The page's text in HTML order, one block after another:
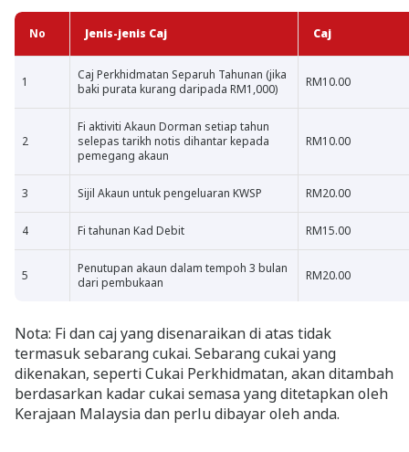
No Jenis-jenis Caj Caj
1
Caj Perkhidmatan Separuh Tahunan (jika
baki purata kurang daripada RM1,000)
RM10.00
2
Fi aktiviti Akaun Dorman setiap tahun
selepas tarikh notis dihantar kepada
pemegang akaun
RM10.00
3 Sijil Akaun untuk pengeluaran KWSP RM20.00
4 Fi tahunan Kad Debit RM15.00
5
Penutupan akaun dalam tempoh 3 bulan
dari pembukaan
RM20.00
Nota: Fi dan caj yang disenaraikan di atas tidak
termasuk sebarang cukai. Sebarang cukai yang
dikenakan, seperti Cukai Perkhidmatan, akan ditambah
berdasarkan kadar cukai semasa yang ditetapkan oleh
Kerajaan Malaysia dan perlu dibayar oleh anda.